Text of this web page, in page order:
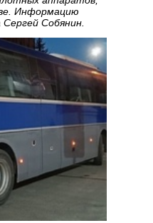
Информацию
Собянин.